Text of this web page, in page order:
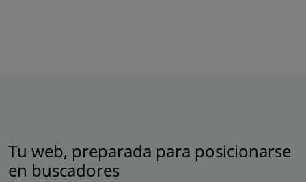
Tu web, preparada para posicionarse
en buscadores